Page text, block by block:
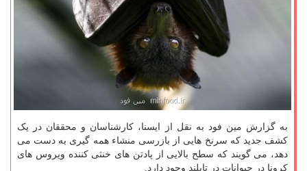
به گزارش مین فود به نقل از ایسنا، کارشناسان و محققان در یک
کشف جدید که سرنخ هایی از بازرسی منشاء همه گیری به دست می
دهد، می گویند که سطح بالایی از پادتن های خنثی کننده ویروس های
کرونا در حیوانات در تایلند وجود دارد.